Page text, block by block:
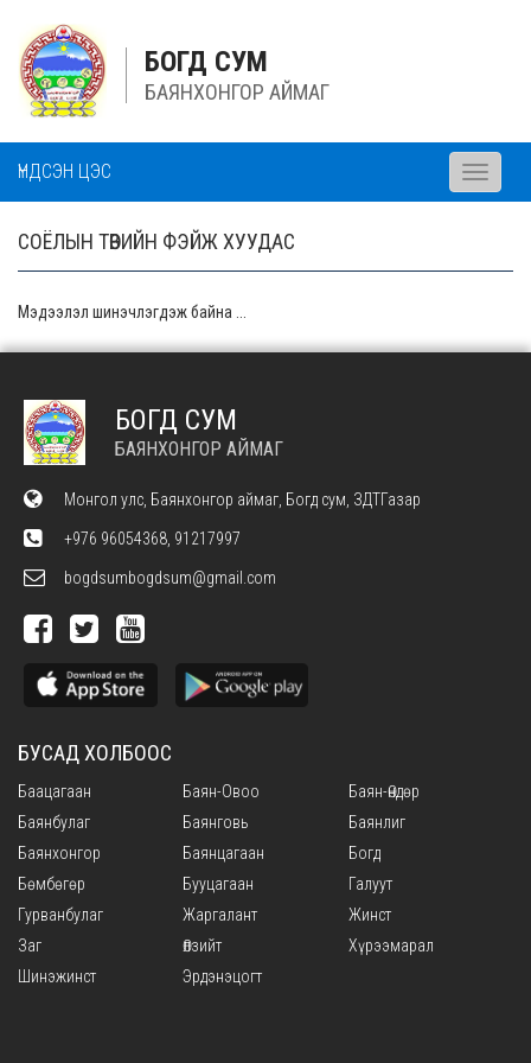
БОГД СУМ
БАЯНХОНГОР АЙМАГ
ҮНДСЭН ЦЭС
Toggle
СОЁЛЫН ТӨВИЙН ФЭЙЖ ХУУДАС
Мэдээлэл шинэчлэгдэж байна ...
БОГД СУМ
БАЯНХОНГОР АЙМАГ
Монгол улс, Баянхонгор аймаг, Богд сум, ЗДТГазар
+976 96054368, 91217997
bogdsumbogdsum@gmail.com
БУСАД ХОЛБООС
Баацагаан Баян-Овоо
Баян-Өндөр
Баянбулаг
Баянговь
Баянлиг
Баянхонгор
Баянцагаан
Богд
Бөмбөгөр
Бууцагаан
Галуут
Гурванбулаг
Жаргалант
Жинст
Заг
Өлзийт
Хүрээмарал
Шинэжинст
Эрдэнэцогт